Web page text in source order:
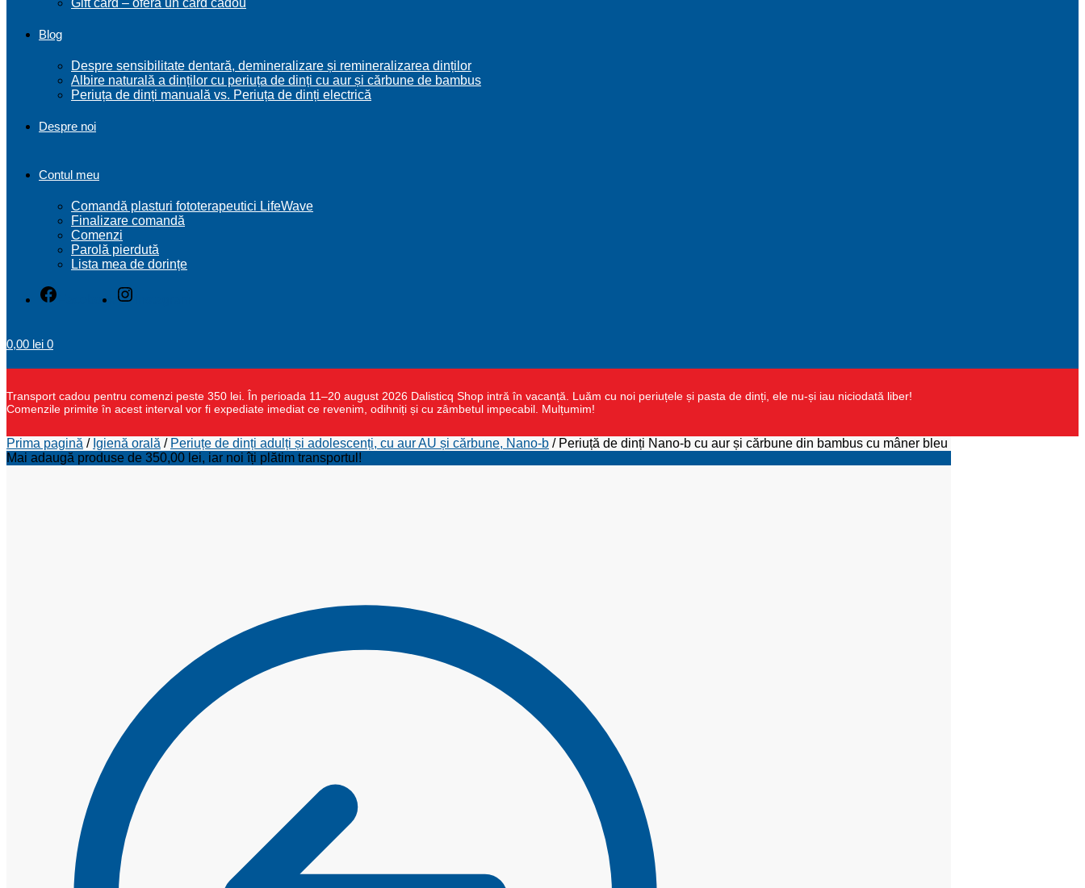
Gift card – oferă un card cadou
Blog
Despre sensibilitate dentară, demineralizare și remineralizarea dinților
Albire naturală a dinților cu periuța de dinți cu aur și cărbune de bambus
Periuța de dinți manuală vs. Periuța de dinți electrică
Despre noi
Contul meu
Comandă plasturi fototerapeutici LifeWave
Finalizare comandă
Comenzi
Parolă pierdută
Lista mea de dorințe
Facebook
0,00 lei 0
Transport cadou pentru comenzi peste 350 lei. În perioada 11–20 august 2026 Dalisticq Shop intră în vacanță. Luăm cu noi periuțele și pasta de dinți, ele nu-și iau niciodată liber!
Comenzile primite în acest interval vor fi expediate imediat ce revenim, odihniți și cu zâmbetul impecabil. Mulțumim!
Prima pagină / Igienă orală / Periuțe de dinți adulți și adolescenți, cu aur AU și cărbune, Nano-b / Periuță de dinți Nano-b cu aur și cărbune din bambus cu mâner bleu
Mai adaugă produse de 350,00 lei, iar noi îți plătim transportul!